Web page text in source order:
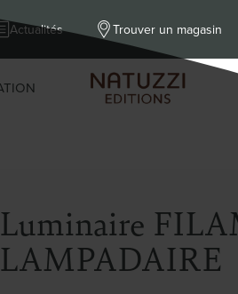
Actualités Trouver un magasin
Luminaire
LAMPADAIRE